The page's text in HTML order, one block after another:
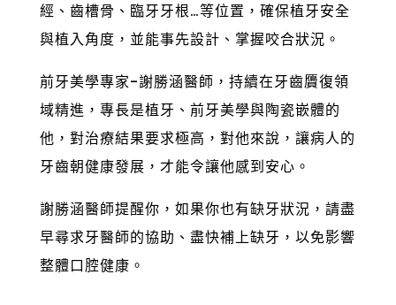
經、齒槽骨、臨牙牙根…等位置，確保植牙安全
與植入角度，並能事先設計、掌握咬合狀況。
前牙美學專家-謝勝涵醫師，持續在牙齒贗復領
域精進，專長是植牙、前牙美學與陶瓷嵌體的
他，對治療結果要求極高，對他來說，讓病人的
牙齒朝健康發展，才能令讓他感到安心。
謝勝涵醫師提醒你，如果你也有缺牙狀況，請盡
早尋求牙醫師的協助、盡快補上缺牙，以免影響
整體口腔健康。